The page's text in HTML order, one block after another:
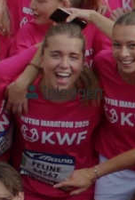
Inloggen